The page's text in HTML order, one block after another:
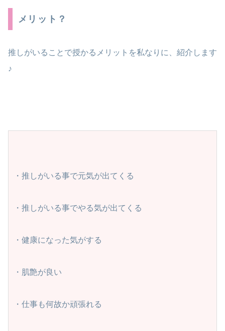
メリット？
推しがいることで授かるメリットを私なりに、紹介します
♪
・推しがいる事で元気が出てくる
・推しがいる事でやる気が出てくる
・健康になった気がする
・肌艶が良い
・仕事も何故か頑張れる